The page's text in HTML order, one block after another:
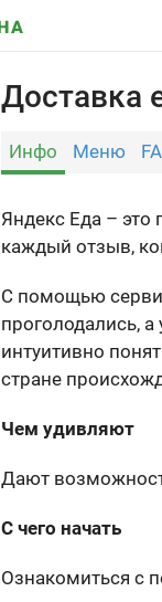
Доставка
Инфо Меню
Яндекс Еда –
каждый отзыв,
С помощью
проголодались,
интуитивно
стране
Чем удивляют
Дают
С чего начать
Ознакомиться с